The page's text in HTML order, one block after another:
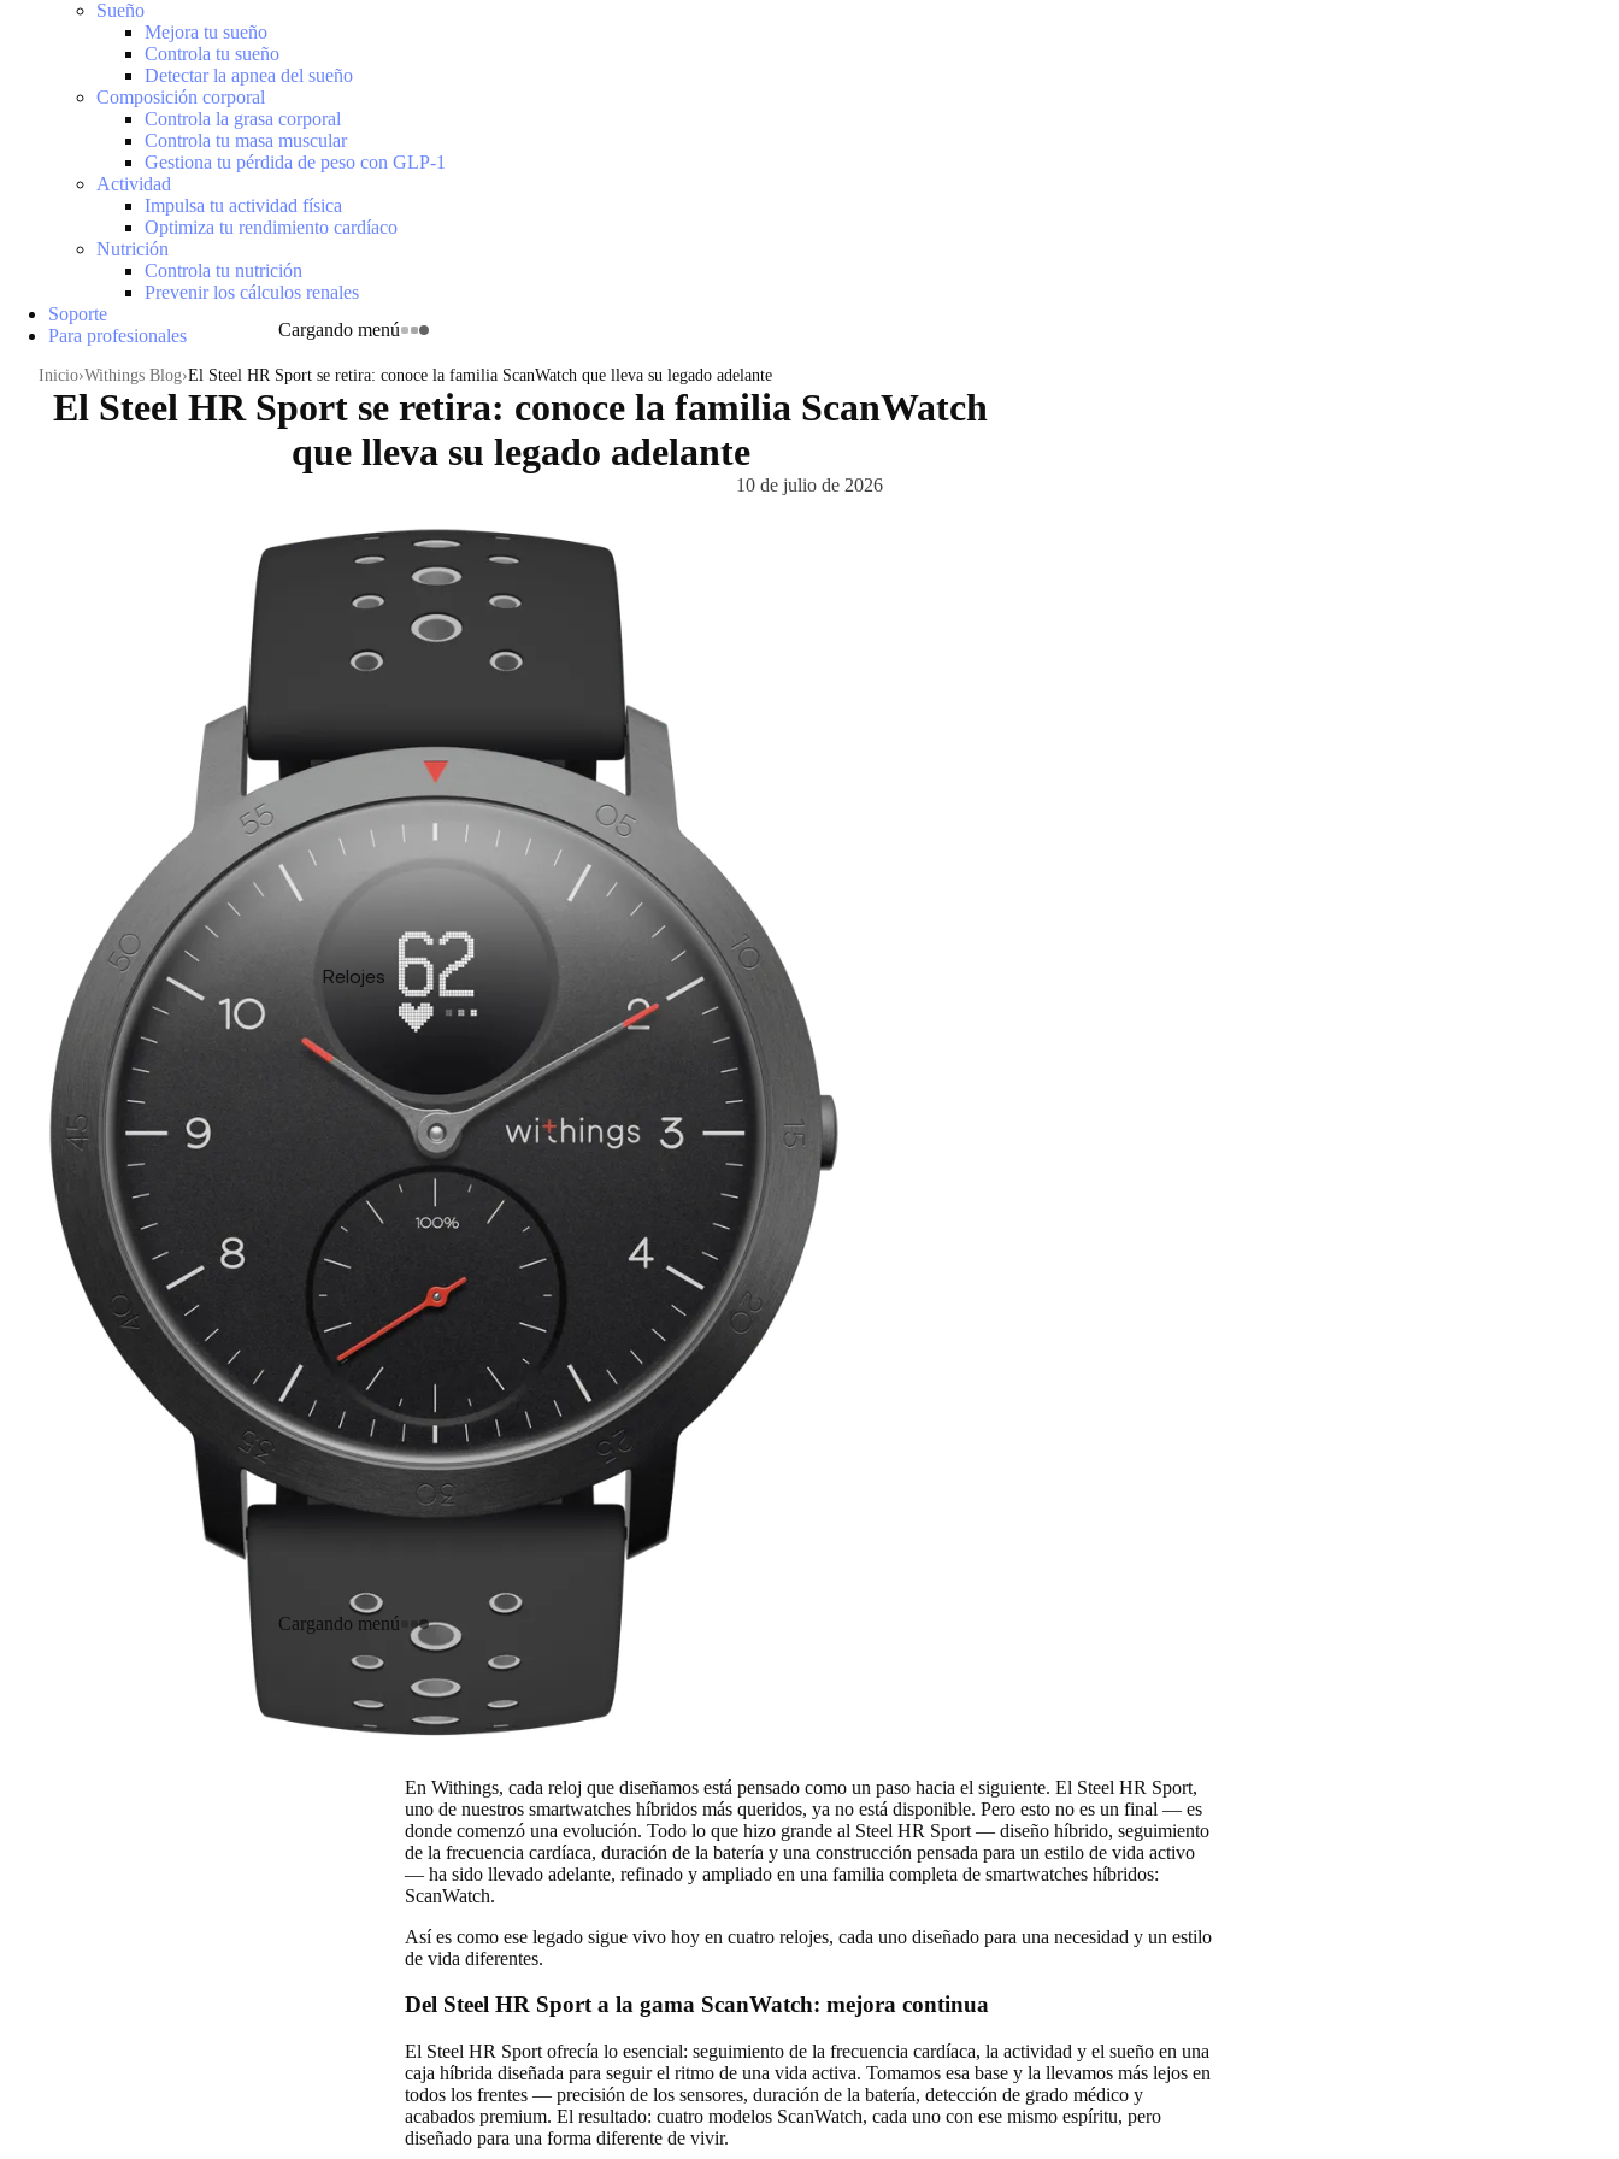
Cargando menú
Relojes
Cargando menú
Sueño
Mejora tu sueño
Controla tu sueño
Detectar la apnea del sueño
Composición corporal
Controla la grasa corporal
Controla tu masa muscular
Gestiona tu pérdida de peso con GLP-1
Actividad
Impulsa tu actividad física
Optimiza tu rendimiento cardíaco
Nutrición
Controla tu nutrición
Prevenir los cálculos renales
Soporte
Para profesionales
Inicio Withings Blog El Steel HR Sport se retira: conoce la familia ScanWatch que lleva su legado adelante
El Steel HR Sport se retira: conoce la familia ScanWatch
que lleva su legado adelante
10 de julio de 2026
En Withings, cada reloj que diseñamos está pensado como un paso hacia el siguiente. El Steel HR Sport,
uno de nuestros smartwatches híbridos más queridos, ya no está disponible. Pero esto no es un final — es
donde comenzó una evolución. Todo lo que hizo grande al Steel HR Sport — diseño híbrido, seguimiento
de la frecuencia cardíaca, duración de la batería y una construcción pensada para un estilo de vida activo
— ha sido llevado adelante, refinado y ampliado en una familia completa de smartwatches híbridos:
ScanWatch.
Así es como ese legado sigue vivo hoy en cuatro relojes, cada uno diseñado para una necesidad y un estilo
de vida diferentes.
Del Steel HR Sport a la gama ScanWatch: mejora continua
El Steel HR Sport ofrecía lo esencial: seguimiento de la frecuencia cardíaca, la actividad y el sueño en una
caja híbrida diseñada para seguir el ritmo de una vida activa. Tomamos esa base y la llevamos más lejos en
todos los frentes — precisión de los sensores, duración de la batería, detección de grado médico y
acabados premium. El resultado: cuatro modelos ScanWatch, cada uno con ese mismo espíritu, pero
diseñado para una forma diferente de vivir.